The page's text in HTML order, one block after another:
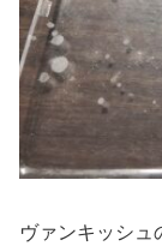
ヴァンキッシュ